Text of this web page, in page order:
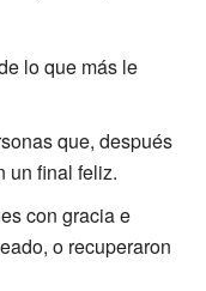
lo que más le
que, después
un final feliz.
con gracia e
o recuperaron